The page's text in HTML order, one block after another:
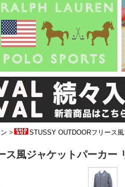
>
STUSSY OUTDOORフリース風
ス風ジャケットパーカー